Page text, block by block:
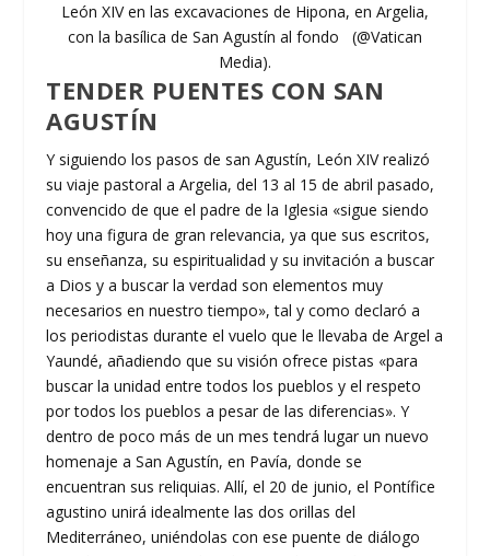
León XIV en las excavaciones de Hipona, en Argelia,
con la basílica de San Agustín al fondo (@Vatican
Media).
TENDER PUENTES CON SAN
AGUSTÍN
Y siguiendo los pasos de san Agustín, León XIV realizó
su viaje pastoral a Argelia, del 13 al 15 de abril pasado,
convencido de que el padre de la Iglesia «sigue siendo
hoy una figura de gran relevancia, ya que sus escritos,
su enseñanza, su espiritualidad y su invitación a buscar
a Dios y a buscar la verdad son elementos muy
necesarios en nuestro tiempo», tal y como declaró a
los periodistas durante el vuelo que le llevaba de Argel a
Yaundé, añadiendo que su visión ofrece pistas «para
buscar la unidad entre todos los pueblos y el respeto
por todos los pueblos a pesar de las diferencias». Y
dentro de poco más de un mes tendrá lugar un nuevo
homenaje a San Agustín, en Pavía, donde se
encuentran sus reliquias. Allí, el 20 de junio, el Pontífice
agustino unirá idealmente las dos orillas del
Mediterráneo, uniéndolas con ese puente de diálogo